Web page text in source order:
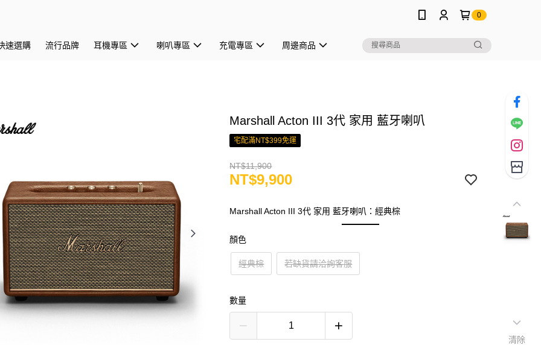
0
速選購 流行品牌 耳機專區 喇叭專區 充電專區 周邊商品
Marshall Acton III 3代 家用 藍牙喇叭
宅配滿NT$399免運
NT$11,900
NT$9,900
Marshall Acton III 3代 家用 藍牙喇叭：經典棕
顏色
經典棕 若缺貨請洽詢客服
數量
清除